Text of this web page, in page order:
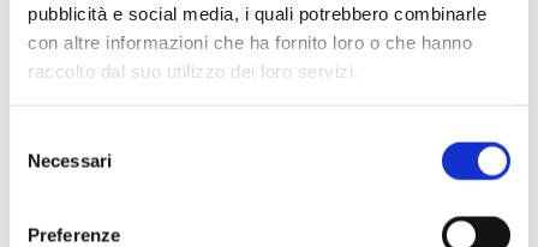
pubblicità e social media, i quali potrebbero combinarle
con altre informazioni che ha fornito loro o che hanno
raccolto dal suo utilizzo dei loro servizi.
delNecessari
Preferenze